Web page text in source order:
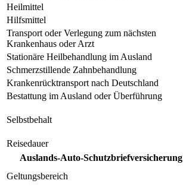
Heilmittel
Hilfsmittel
Transport oder Verlegung zum nächsten
Krankenhaus oder Arzt
Stationäre Heilbehandlung im Ausland
Schmerzstillende Zahnbehandlung
Krankenrücktransport nach Deutschland
Bestattung im Ausland oder Überführung
Selbstbehalt
Reisedauer
Auslands-Auto-Schutzbriefversicherung
Geltungsbereich